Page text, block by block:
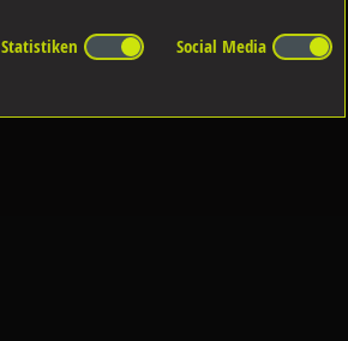
Statistiken
Social Media